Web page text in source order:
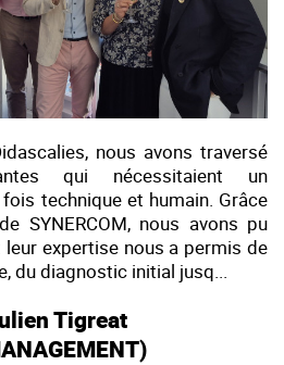
nous avons traversé
qui nécessitaient un
technique et humain. Grâce
SYNERCOM, nous avons pu
leur expertise nous a permis de
du diagnostic initial jusq...
Tigreat